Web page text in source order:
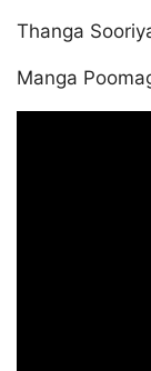
Thanga
Manga